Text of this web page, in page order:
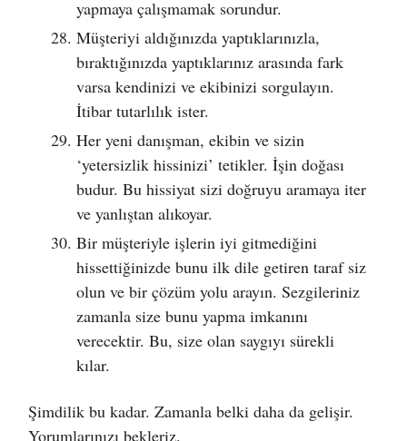
yapmaya çalışmamak sorundur.
Müşteriyi aldığınızda yaptıklarınızla,
bıraktığınızda yaptıklarınız arasında fark
varsa kendinizi ve ekibinizi sorgulayın.
İtibar tutarlılık ister.
Her yeni danışman, ekibin ve sizin
‘yetersizlik hissinizi’ tetikler. İşin doğası
budur. Bu hissiyat sizi doğruyu aramaya iter
ve yanlıştan alıkoyar.
Bir müşteriyle işlerin iyi gitmediğini
hissettiğinizde bunu ilk dile getiren taraf siz
olun ve bir çözüm yolu arayın. Sezgileriniz
zamanla size bunu yapma imkanını
verecektir. Bu, size olan saygıyı sürekli
kılar.
Şimdilik bu kadar. Zamanla belki daha da gelişir.
Yorumlarınızı bekleriz.